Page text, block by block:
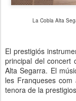
La Cobla Alta
El prestigiós
principal del concert
Alta Segarra. El
les Franqueses
tenora de la